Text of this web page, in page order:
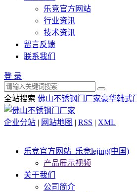
乐竞官方网站
行业资讯
技术资讯
留言反馈
联系我们
登 录
全站搜索 佛山不锈钢门厂家豪华韩式门
企业分站 | 网站地图 | RSS | XML
乐竞官方网站_乐竞lejing(中国)
产品展示视频
关于我们
公司简介